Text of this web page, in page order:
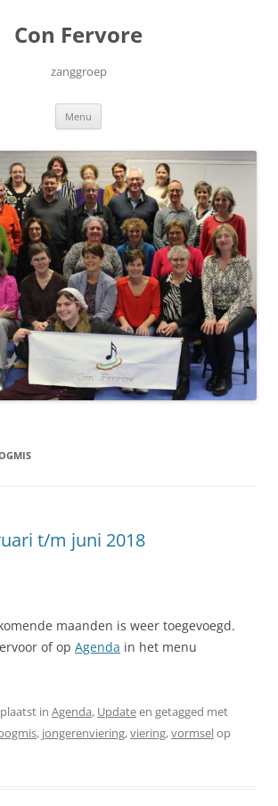
Con Fervore
zanggroep
Menu
t/m juni 2018
maanden is weer toegevoegd.
of op Agenda in het menu
in Agenda, Updateen getagged met
, jongerenviering,viering,vormselop